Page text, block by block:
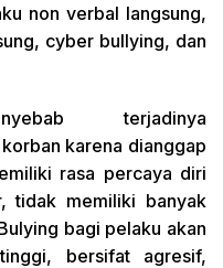
non verbal langsung,
cyber bullying, dan
terjadinya
karena dianggap
rasa percaya diri
tidak memiliki banyak
bagi pelaku akan
bersifat agresif,